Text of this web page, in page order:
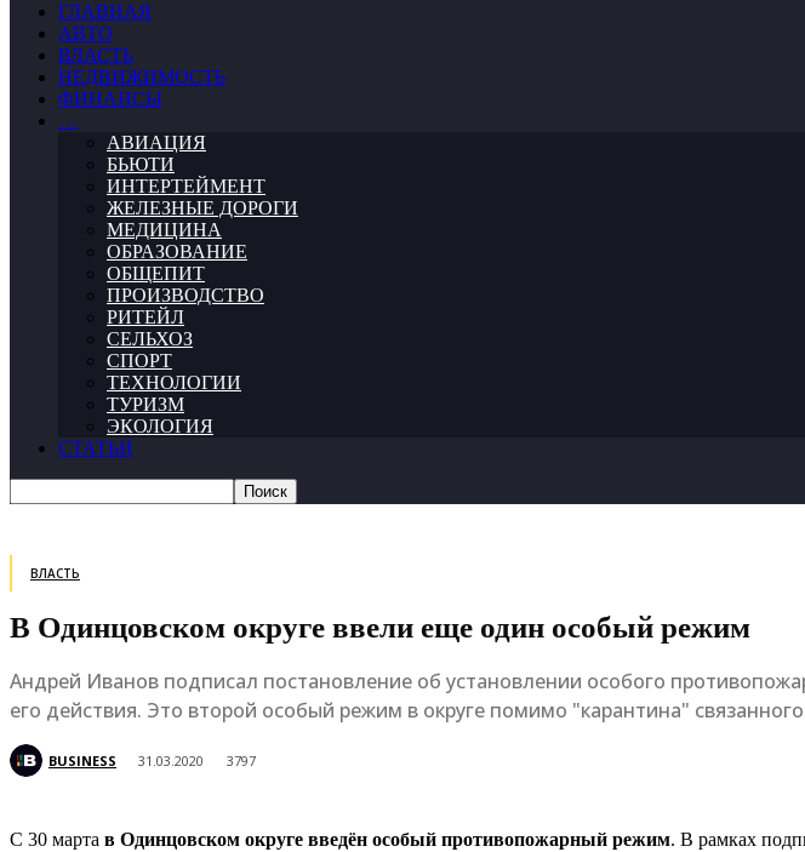
ГЛАВНАЯ
АВТО
ВЛАСТЬ
НЕДВИЖИМОСТЬ
ФИНАНСЫ
…
АВИАЦИЯ
БЬЮТИ
ИНТЕРТЕЙМЕНТ
ЖЕЛЕЗНЫЕ ДОРОГИ
МЕДИЦИНА
ОБРАЗОВАНИЕ
ОБЩЕПИТ
ПРОИЗВОДСТВО
РИТЕЙЛ
СЕЛЬХОЗ
СПОРТ
ТЕХНОЛОГИИ
ТУРИЗМ
ЭКОЛОГИЯ
СТАТЬИ
ВЛАСТЬ
В Одинцовском округе ввели еще один особый режим
Андрей Иванов подписал постановление об установлении особого
его действия. Это второй особый режим в округе помимо "карантина"
BUSINESS 31.03.2020 3797
С 30 марта в Одинцовском округе введён особый противопожарный режим. В рамках